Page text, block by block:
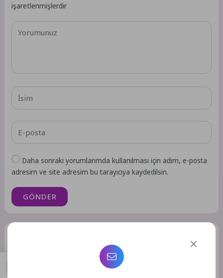
işaretlenmişlerdir
Daha sonraki yorumlarımda kullanılması için adım, e-posta
adresim ve site adresim bu tarayıcıya kaydedilsin.
GÖNDER